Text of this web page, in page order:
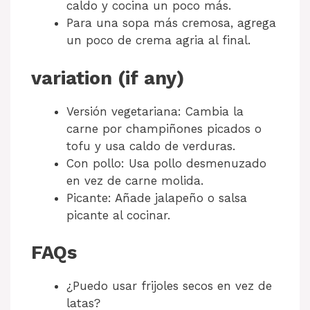
caldo y cocina un poco más.
Para una sopa más cremosa, agrega
un poco de crema agria al final.
variation (if any)
Versión vegetariana: Cambia la
carne por champiñones picados o
tofu y usa caldo de verduras.
Con pollo: Usa pollo desmenuzado
en vez de carne molida.
Picante: Añade jalapeño o salsa
picante al cocinar.
FAQs
¿Puedo usar frijoles secos en vez de
latas?